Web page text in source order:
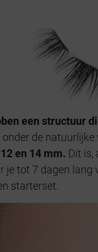
een structuur
de
en 14 mm. Dit is,
je tot 7 dagen
starterset.